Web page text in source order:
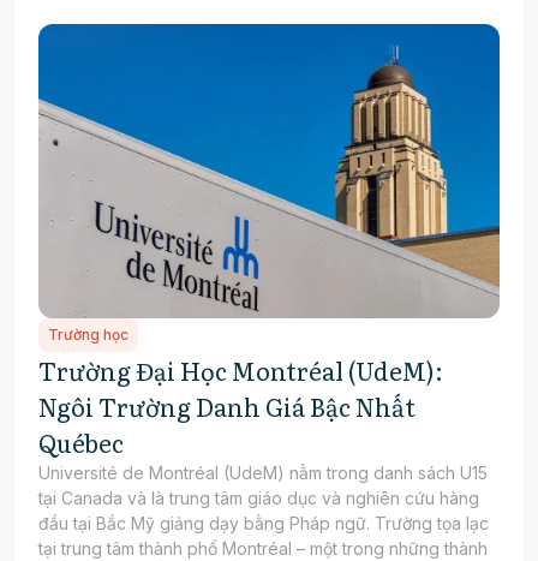
Trường học
Trường Đại Học Montréal (UdeM):
Ngôi Trường Danh Giá Bậc Nhất
Québec
Université de Montréal (UdeM) nằm trong danh sách U15
tại Canada và là trung tâm giáo dục và nghiên cứu hàng
đầu tại Bắc Mỹ giảng dạy bằng Pháp ngữ. Trường tọa lạc
tại trung tâm thành phố Montréal – một trong những thành